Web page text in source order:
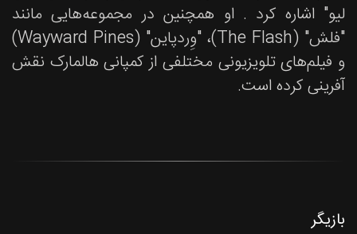
لیو" اشاره کرد . او همچنین در مجموعه‌هایی مانند
"فلش" (The Flash)، "وِردپاین" (Wayward Pines)
و فیلم‌های تلویزیونی مختلفی از کمپانی هالمارک نقش
آفرینی کرده است.
بازیگر